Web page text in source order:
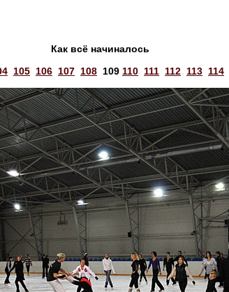
Как всё начиналось
105 106 107 108 109 110 111 112 113 114